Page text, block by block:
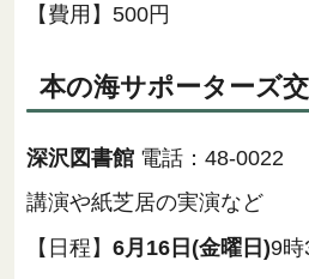
【費用】500円
本の海サポーターズ
深沢図書館 電話：48-0022
講演や紙芝居の実演など
【日程】 6月16日(金曜日)9時